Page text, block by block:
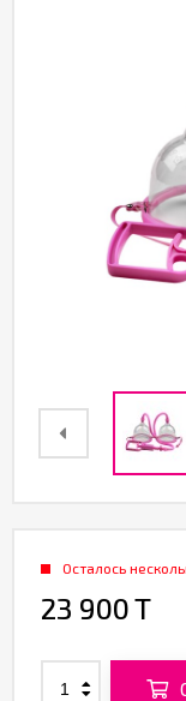
Осталось
23 900 T